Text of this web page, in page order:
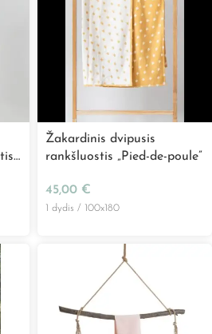
Žakardinis dvipusis
rankšluostis „Pied-de-poule”
45,00 €
1 dydis / 100x180